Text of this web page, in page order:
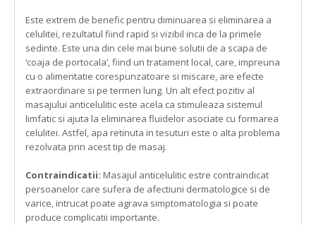
Este extrem de benefic pentru diminuarea si eliminarea a
celulitei, rezultatul fiind rapid si vizibil inca de la primele
sedinte. Este una din cele mai bune solutii de a scapa de
‘coaja de portocala’, fiind un tratament local, care, impreuna
cu o alimentatie corespunzatoare si miscare, are efecte
extraordinare si pe termen lung. Un alt efect pozitiv al
masajului anticelulitic este acela ca stimuleaza sistemul
limfatic si ajuta la eliminarea fluidelor asociate cu formarea
celulitei. Astfel, apa retinuta in tesuturi este o alta problema
rezolvata prin acest tip de masaj.
Contraindicatii: Masajul anticelulitic estre contraindicat
persoanelor care sufera de afectiuni dermatologice si de
varice, intrucat poate agrava simptomatologia si poate
produce complicatii importante.